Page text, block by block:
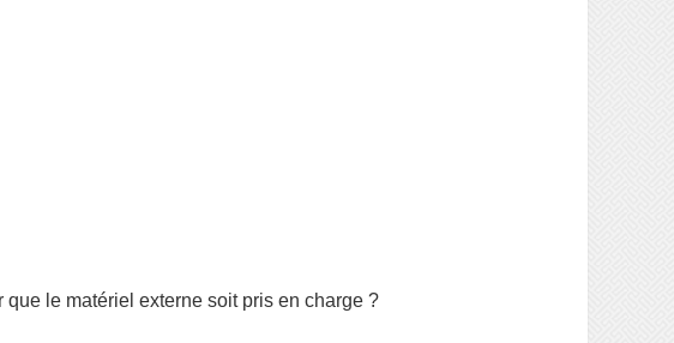
le matériel externe soit pris en charge ?